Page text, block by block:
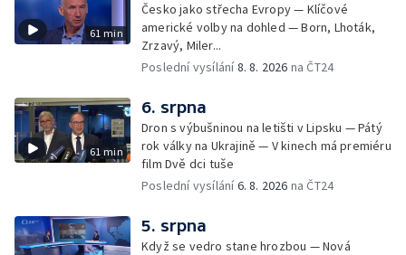
61 min
Česko jako střecha Evropy — Klíčové
americké volby na dohled — Born, Lhoták,
Zrzavý, Miler...
Poslední vysílání8. 8. 2026 na ČT24
61 min
6. srpna
Dron s výbušninou na letišti v Lipsku — Pátý
rok války na Ukrajině — V kinech má premiéru
film Dvě dci tuše
Poslední vysílání6. 8. 2026 na ČT24
5. srpna
Když se vedro stane hrozbou — Nová